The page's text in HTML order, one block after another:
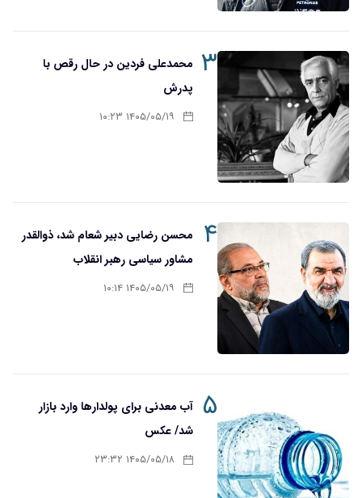
۳ محمدعلی فردین در حال رقص با
پدرش
۱۴۰۵/۰۵/۱۹ ۱۰:۲۳
۴
محسن رضایی دبیر شعام شد، ذوالقدر
مشاور سیاسی رهبر انقلاب
۱۴۰۵/۰۵/۱۹ ۱۰:۱۴
۵ آب معدنی برای پولدارها وارد بازار
شد/ عکس
۱۴۰۵/۰۵/۱۸ ۲۳:۳۲